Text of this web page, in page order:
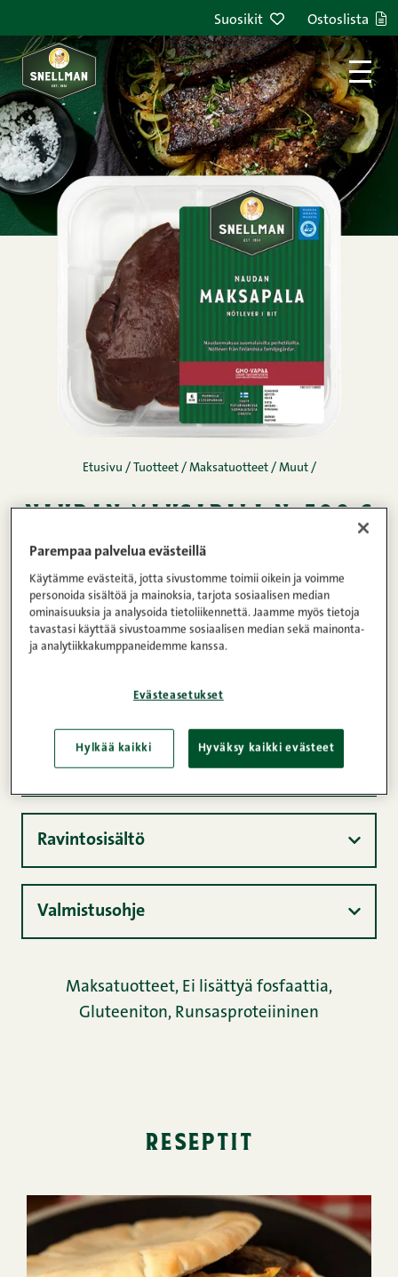
Suosikit Ostoslista
Etusivu / Tuotteet / Maksatuotteet / Muut /
naudan maksapala n. 500 g
maksaa ohuella pintakalvolla.
Lihapitoisuus
Tuotetiedot
Ravintosisältö
Valmistusohje
Maksatuotteet, Ei lisättyä fosfaattia,
Gluteeniton, Runsasproteiininen
reseptit
Parempaa palvelua evästeillä
Käytämme evästeitä, jotta sivustomme toimii oikein ja voimme
personoida sisältöä ja mainoksia, tarjota sosiaalisen median
ominaisuuksia ja analysoida tietoliikennettä. Jaamme myös tietoja
tavastasi käyttää sivustoamme sosiaalisen median sekä mainonta-
ja analytiikkakumppaneidemme kanssa.
Evästeasetukset
Hylkää kaikki Hyväksy kaikki evästeet